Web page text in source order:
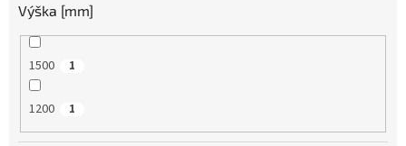
Výška [mm]
1500 1
1200 1